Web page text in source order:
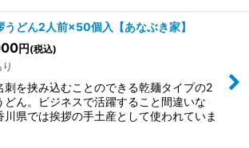
うどん2人前×50個入【あなぶき家】
円 (税込)
刺を挟み込むことのできる乾麺タイプの2
どん。ビジネスで活躍すること間違いな
川県では挨拶の手土産として使われていま